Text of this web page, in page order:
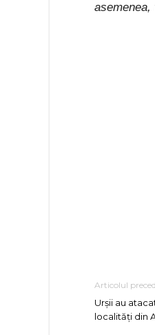
asemenea,
Articolul
Urșii au
localități din